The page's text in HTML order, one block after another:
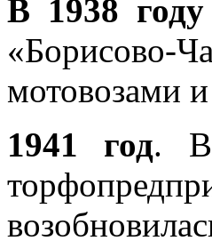
В 1938 году
«Борисово-
мотовозами
1941 год. В